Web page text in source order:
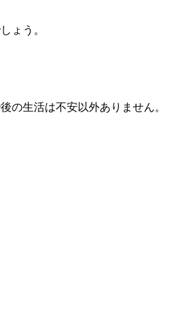
ょう。
の生活は不安以外ありません。